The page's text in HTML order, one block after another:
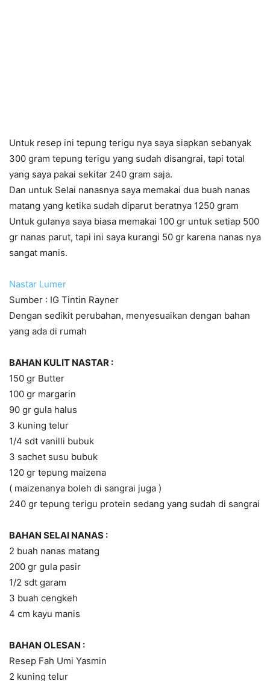
Untuk resep ini tepung terigu nya saya siapkan sebanyak
300 gram tepung terigu yang sudah disangrai, tapi total
yang saya pakai sekitar 240 gram saja.
Dan untuk Selai nanasnya saya memakai dua buah nanas
matang yang ketika sudah diparut beratnya 1250 gram
Untuk gulanya saya biasa memakai 100 gr untuk setiap 500
gr nanas parut, tapi ini saya kurangi 50 gr karena nanas nya
sangat manis.
Nastar Lumer
Sumber : IG Tintin Rayner
Dengan sedikit perubahan, menyesuaikan dengan bahan
yang ada di rumah
BAHAN KULIT NASTAR :
150 gr Butter
100 gr margarin
90 gr gula halus
3 kuning telur
1/4 sdt vanilli bubuk
3 sachet susu bubuk
120 gr tepung maizena
( maizenanya boleh di sangrai juga )
240 gr tepung terigu protein sedang yang sudah di sangrai
BAHAN SELAI NANAS :
2 buah nanas matang
200 gr gula pasir
1/2 sdt garam
3 buah cengkeh
4 cm kayu manis
BAHAN OLESAN :
Resep Fah Umi Yasmin
2 kuning telur